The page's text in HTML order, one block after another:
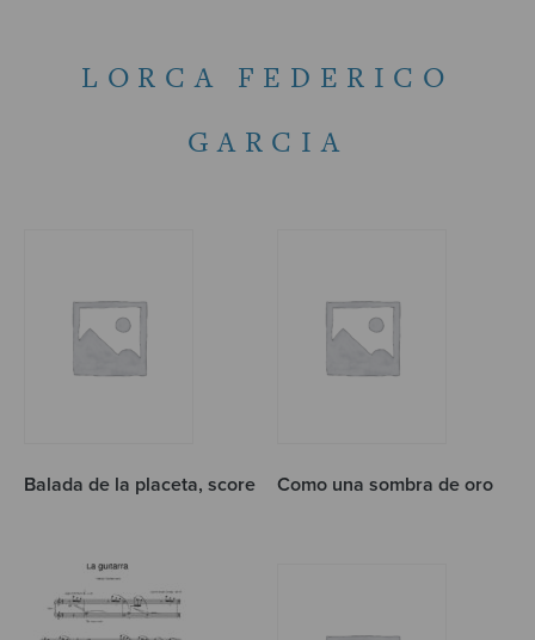
LORCA FEDERICO
GARCIA
Balada de la placeta, score Como una sombra de oro